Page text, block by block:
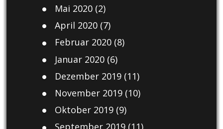
Mai 2020(2)
April 2020(7)
Februar 2020(8)
Januar 2020(6)
Dezember 2019(11)
November 2019(10)
Oktober 2019(9)